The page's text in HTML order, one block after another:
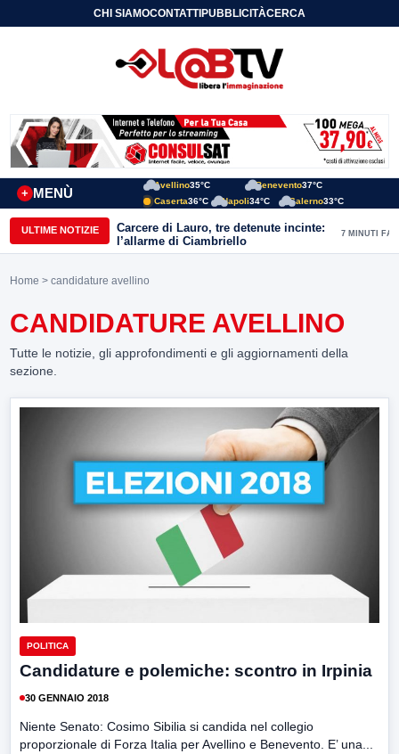
CHI SIAMOCONTATTIPUBBLICITÀCERCA
MENÙ
+
Avellino35°C Benevento37°C
Caserta36°C Napoli34°C Salerno33°C
ULTIME NOTIZIE
Carcere di Lauro, tre detenute incinte:
l’allarme di Ciambriello
7 MINUTI FA
Home > candidature avellino
CANDIDATURE AVELLINO
Tutte le notizie, gli approfondimenti e gli aggiornamenti della
sezione.
POLITICA
Candidature e polemiche: scontro in Irpinia
30 GENNAIO 2018
Niente Senato: Cosimo Sibilia si candida nel collegio
proporzionale di Forza Italia per Avellino e Benevento. E’ una...